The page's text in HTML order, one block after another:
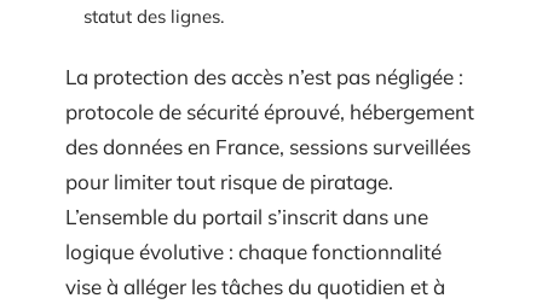
statut des lignes.
La protection des accès n’est pas négligée :
protocole de sécurité éprouvé, hébergement
des données en France, sessions surveillées
pour limiter tout risque de piratage.
L’ensemble du portail s’inscrit dans une
logique évolutive : chaque fonctionnalité
vise à alléger les tâches du quotidien et à